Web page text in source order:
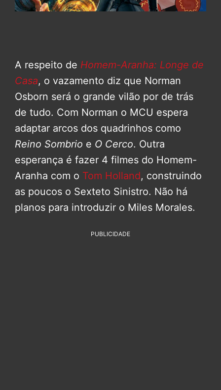
A respeito de Homem-Aranha: Longe de
Casa, o vazamento diz que Norman
Osborn será o grande vilão por de trás
de tudo. Com Norman o MCU espera
adaptar arcos dos quadrinhos como
Reino Sombrio e O Cerco. Outra
esperança é fazer 4 filmes do Homem-
Aranha com o Tom Holland, construindo
as poucos o Sexteto Sinistro. Não há
planos para introduzir o Miles Morales.
PUBLICIDADE